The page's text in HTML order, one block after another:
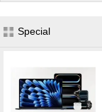
Special